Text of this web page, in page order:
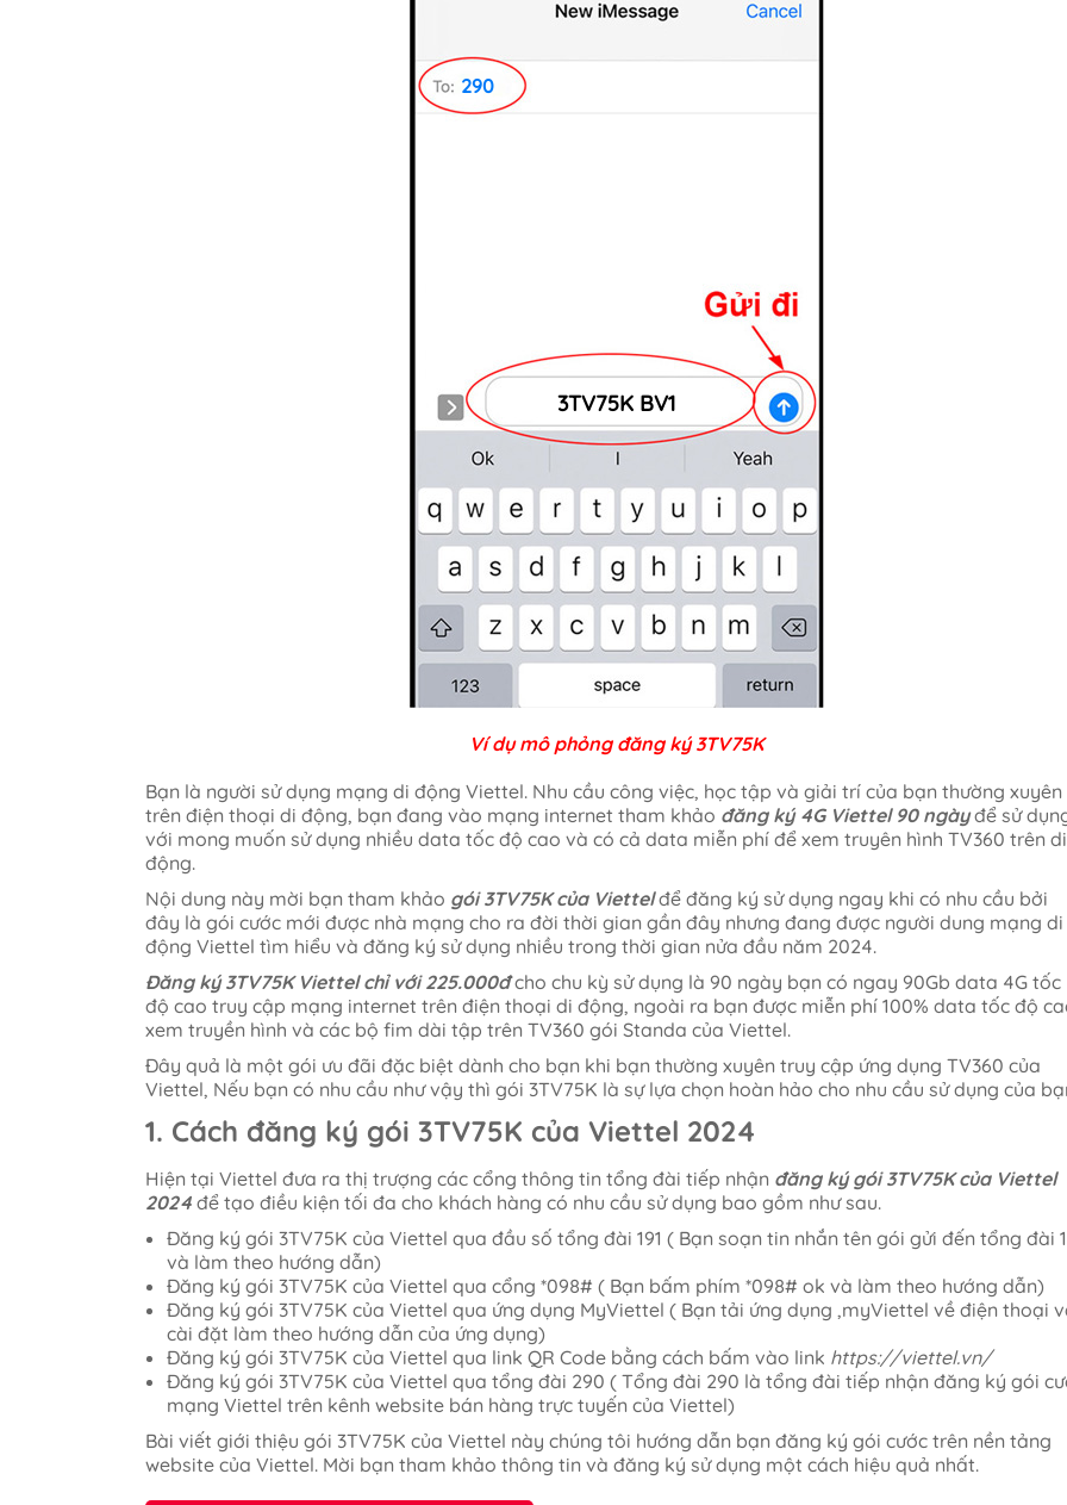
290
3TV75K BV1
Ví dụ mô phỏng đăng ký 3TV75K
Bạn là người sử dụng mạng di động Viettel. Nhu cầu công việc, học tập và giải trí của bạn thường xuyên
trên điện thoại di động, bạn đang vào mạng internet tham khảo đăng ký 4G Viettel 90 ngàyđể sử
với mong muốn sử dụng nhiều data tốc độ cao và có cả data miễn phí để xem truyên hình TV360 trên di
động.
Nội dung này mời bạn tham khảo gói 3TV75K của Viettelđể đăng ký sử dụng ngay khi có nhu cầu bởi
đây là gói cước mới được nhà mạng cho ra đời thời gian gần đây nhưng đang được người dung mạng di
động Viettel tìm hiểu và đăng ký sử dụng nhiều trong thời gian nửa đầu năm 2024.
Đăng ký 3TV75K Viettel chỉ với 225.000đcho chu kỳ sử dụng là 90 ngày bạn có ngay 90Gb data 4G tốc
độ cao truy cập mạng internet trên điện thoại di động, ngoài ra bạn được miễn phí 100% data tốc độ
xem truyền hình và các bộ fim dài tập trên TV360 gói Standa của Viettel.
Đây quả là một gói ưu đãi đặc biệt dành cho bạn khi bạn thường xuyên truy cập ứng dụng TV360 của
Viettel, Nếu bạn có nhu cầu như vậy thì gói 3TV75K là sự lựa chọn hoàn hảo cho nhu cầu sử dụng của
1. Cách đăng ký gói 3TV75K của Viettel 2024
Hiện tại Viettel đưa ra thị trượng các cổng thông tin tổng đài tiếp nhận đăng ký gói 3TV75K của Viettel
2024 để tạo điều kiện tối đa cho khách hàng có nhu cầu sử dụng bao gồm như sau.
Đăng ký gói 3TV75K của Viettel qua đầu số tổng đài 191 ( Bạn soạn tin nhắn tên gói gửi đến tổng đài
và làm theo hướng dẫn)
Đăng ký gói 3TV75K của Viettel qua cổng *098# ( Bạn bấm phím *098# ok và làm theo hướng dẫn)
Đăng ký gói 3TV75K của Viettel qua ứng dụng MyViettel ( Bạn tải ứng dụng ,myViettel về điện thoại
cài đặt làm theo hướng dẫn của ứng dụng)
Đăng ký gói 3TV75K của Viettel qua link QR Code bằng cách bấm vào link https://viettel.vn/
Đăng ký gói 3TV75K của Viettel qua tổng đài 290 ( Tổng đài 290 là tổng đài tiếp nhận đăng ký gói
mạng Viettel trên kênh website bán hàng trực tuyến của Viettel)
Bài viết giới thiệu gói 3TV75K của Viettel này chúng tôi hướng dẫn bạn đăng ký gói cước trên nền tảng
website của Viettel. Mời bạn tham khảo thông tin và đăng ký sử dụng một cách hiệu quả nhất.